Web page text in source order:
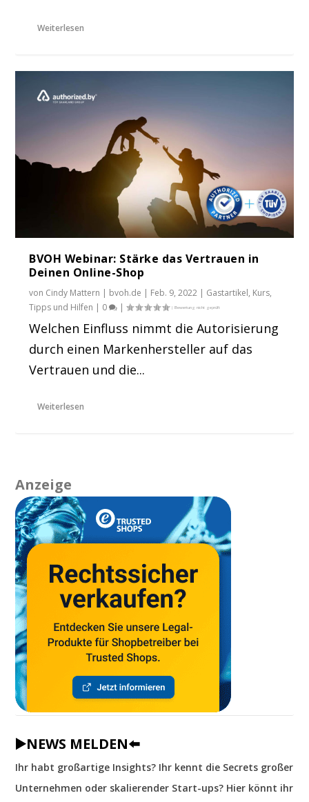
Weiterlesen
BVOH Webinar: Stärke das Vertrauen in
Deinen Online-Shop
von Cindy Mattern | bvoh.de | Feb. 9, 2022 | Gastartikel, Kurs,
Tipps und Hilfen | 0 |
Welchen Einfluss nimmt die Autorisierung
durch einen Markenhersteller auf das
Vertrauen und die...
Weiterlesen
Anzeige
▶️NEWS MELDEN⬅️
Ihr habt großartige Insights? Ihr kennt die Secrets großer
Unternehmen oder skalierender Start-ups? Hier könnt ihr